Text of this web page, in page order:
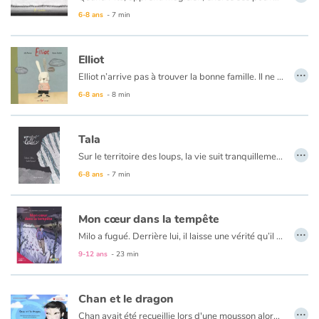
Catalogue anglais
Contraste +
Aide
Accueil
Famille
Écoles
Médiathèques
Vidéos & Tutoriaux
6-8 ans - 7 min
Elliot
Elliot n’arrive pas à trouver la bonne famille. Il ne fait jamais ce qu’il faut : qui finira par l’aimer pour toujours, toujours ?
6-8 ans - 8 min
…
Tala
Sur le territoire des loups, la vie suit tranquillement son cours. Tala, l'enfant sauvage, y grandit jour après jour. Mais une étrange bête va croiser son chemin… et changer son destin !
6-8 ans - 7 min
…
Mon cœur dans la tempête
Milo a fugué. Derrière lui, il laisse une vérité qu’il ne veut pas admettre : il a été adopté. Dans son cœur, la tempête fait rage. Sans cesse, une question revient et le taraude : "Est-ce qu’ils m’aimaient, ces parents qui m’ont abandonné ?". Au cours de sa fuite en avant, une rencontre incongrue l’aidera à mieux comprendre le sens de sa propre existence…et peu à peu trouver le chemin vers la résilience.
9-12 ans - 23 min
…
Chan et le dragon
Chan avait été recueillie lors d'une mousson alors qu'elle n'avait que quelques jours. Sur son épaule, la petite fille avait un bien étrange tatouage représentant un dragon... « Le dragon est le signe de l'empereur ! » avait déclaré sa grand-mère. Inquiets et ne sachant ce que cela pouvait signifier, les parents de Chan avaient préféré garder secrète cette information jusqu'au jour où… …